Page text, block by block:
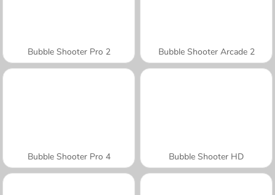
Bubble Shooter Pro 2 Bubble Shooter Arcade 2
Bubble Shooter Pro 4 Bubble Shooter HD